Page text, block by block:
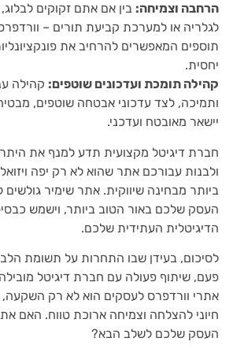
הרחבה וצמיחה: בין אם אתם זקוקים
לגלריה או למערכת קביעת תורים –
תוספים המאפשרים להרחיב את
יחסית.
קהילה תומכת ועדכונים שוטפים: קהילה
ותמיכה, לצד עדכוני אבטחה שוטפים,
יישאר מאובטח ועדכני.
חברת דיגיטל מקצועית תדע למנף את
ולבנות עבורכם אתר שהוא לא רק יפה
ביותר מבחינה שיווקית. אתר שימיר גולשים
העסק שלכם באור הטוב ביותר, וישמש
הדיגיטלית העתידית שלכם.
לסיכום, בעידן שבו התחרות על תשומת
פעם, שיתוף פעולה עם חברת דיגיטל
אתרי וורדפרס לעסקים הוא לא רק
חיוני להצלחה וצמיחה ארוכת טווח. האם
העסק שלכם לשלב הבא?